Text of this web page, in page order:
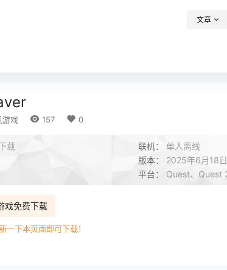
文章
戏 157 0
载 联机： 单人离线
版本： 2025年6月18
平台： Quest、Quest
戏免费下载
一下本页面即可下载！